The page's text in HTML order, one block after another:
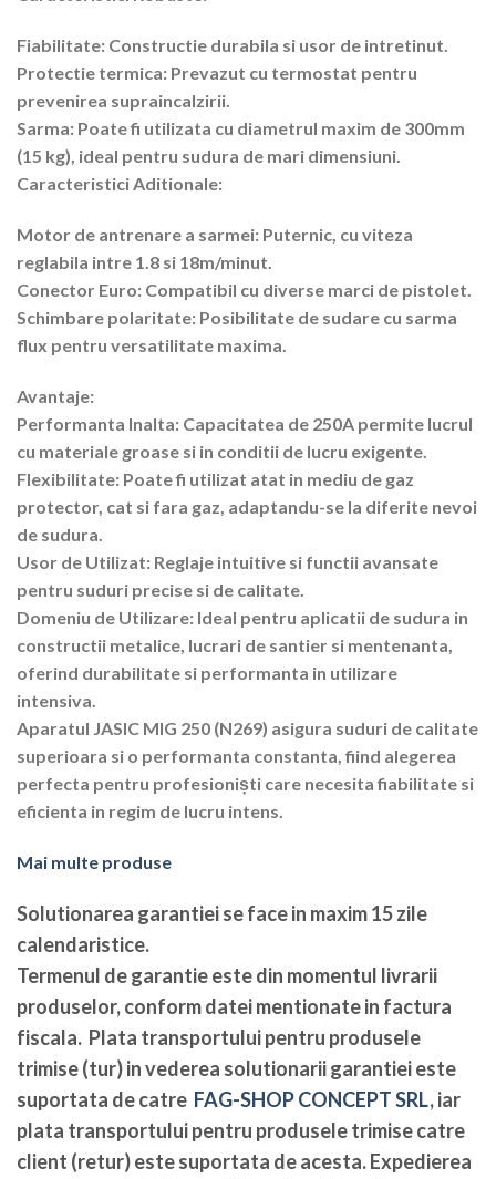
Fiabilitate: Constructie durabila si usor de intretinut.
Protectie termica: Prevazut cu termostat pentru
prevenirea supraincalzirii.
Sarma: Poate fi utilizata cu diametrul maxim de 300mm
(15 kg), ideal pentru sudura de mari dimensiuni.
Caracteristici Aditionale:
Motor de antrenare a sarmei: Puternic, cu viteza
reglabila intre 1.8 si 18m/minut.
Conector Euro: Compatibil cu diverse marci de pistolet.
Schimbare polaritate: Posibilitate de sudare cu sarma
flux pentru versatilitate maxima.
Avantaje:
Performanta Inalta: Capacitatea de 250A permite lucrul
cu materiale groase si in conditii de lucru exigente.
Flexibilitate: Poate fi utilizat atat in mediu de gaz
protector, cat si fara gaz, adaptandu-se la diferite nevoi
de sudura.
Usor de Utilizat: Reglaje intuitive si functii avansate
pentru suduri precise si de calitate.
Domeniu de Utilizare: Ideal pentru aplicatii de sudura in
constructii metalice, lucrari de santier si mentenanta,
oferind durabilitate si performanta in utilizare
intensiva.
Aparatul JASIC MIG 250 (N269) asigura suduri de calitate
superioara si o performanta constanta, fiind alegerea
perfecta pentru profesioniști care necesita fiabilitate si
eficienta in regim de lucru intens.
Mai multe produse
Solutionarea garantiei se face in maxim 15 zile
calendaristice.
Termenul de garantie este din momentul livrarii
produselor, conform datei mentionate in factura
fiscala. Plata transportului pentru produsele
trimise (tur) in vederea solutionarii garantiei este
suportata de catre FAG-SHOP CONCEPT SRL, iar
plata transportului pentru produsele trimise catre
client (retur) este suportata de acesta. Expedierea